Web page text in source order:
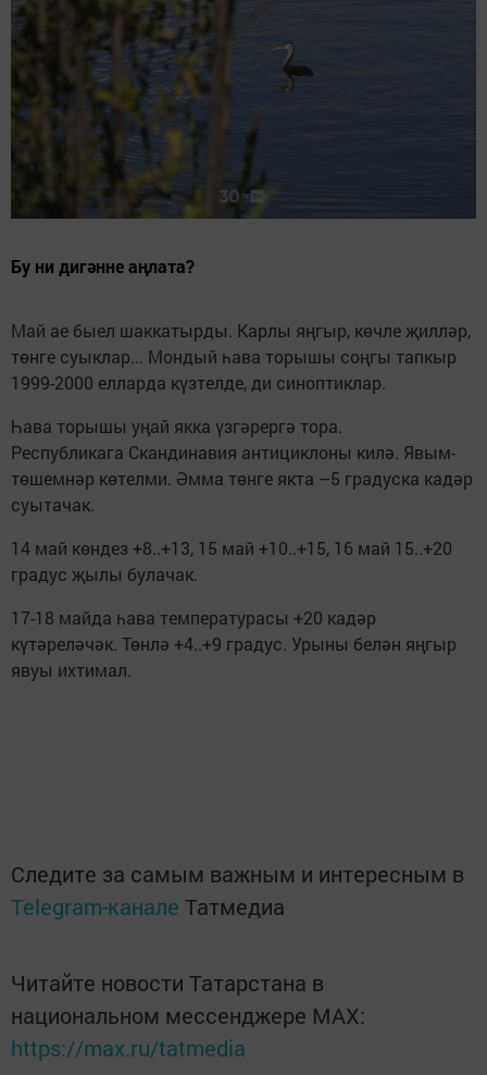
Бу ни дигәнне аңлата?
Май ае быел шаккатырды. Карлы яңгыр, көчле җилләр,
төнге суыклар... Мондый һава торышы соңгы тапкыр
1999-2000 елларда күзтелде, ди синоптиклар.
Һава торышы уңай якка үзгәрергә тора.
Республикага Скандинавия антициклоны килә. Явым-
төшемнәр көтелми. Әмма төнге якта –5 градуска кадәр
суытачак.
14 май көндез +8..+13, 15 май +10..+15, 16 май 15..+20
градус җылы булачак.
17-18 майда һава температурасы +20 кадәр
күтәреләчәк. Төнлә +4..+9 градус. Урыны белән яңгыр
явуы ихтимал.
Следите за самым важным и интересным в
Telegram-канале Татмедиа
Читайте новости Татарстана в
национальном мессенджере MАХ:
https://max.ru/tatmedia